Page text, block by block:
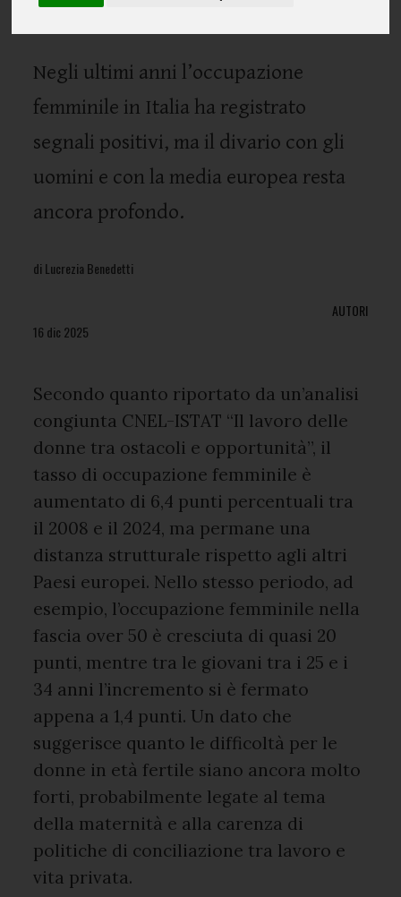
Negli ultimi anni l’occupazione
femminile in Italia ha registrato
segnali positivi, ma il divario con gli
uomini e con la media europea resta
ancora profondo.
di Lucrezia Benedetti
AUTORI
16 dic 2025
Secondo quanto riportato da un’analisi
congiunta CNEL-ISTAT “Il lavoro delle
donne tra ostacoli e opportunità”, il
tasso di occupazione femminile è
aumentato di 6,4 punti percentuali tra
il 2008 e il 2024, ma permane una
distanza strutturale rispetto agli altri
Paesi europei. Nello stesso periodo, ad
esempio, l’occupazione femminile nella
fascia over 50 è cresciuta di quasi 20
punti, mentre tra le giovani tra i 25 e i
34 anni l’incremento si è fermato
appena a 1,4 punti. Un dato che
suggerisce quanto le difficoltà per le
donne in età fertile siano ancora molto
forti, probabilmente legate al tema
della maternità e alla carenza di
politiche di conciliazione tra lavoro e
vita privata.